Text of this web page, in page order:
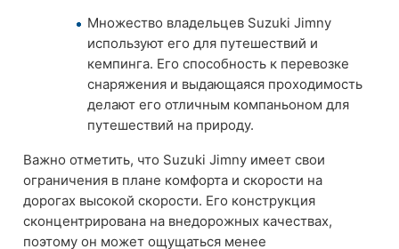
Множество владельцев Suzuki Jimny
используют его для путешествий и
кемпинга. Его способность к перевозке
снаряжения и выдающаяся проходимость
делают его отличным компаньоном для
путешествий на природу.
Важно отметить, что Suzuki Jimny имеет свои
ограничения в плане комфорта и скорости на
дорогах высокой скорости. Его конструкция
сконцентрирована на внедорожных качествах,
поэтому он может ощущаться менее